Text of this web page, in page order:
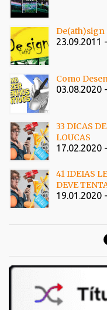
De(ath)sign
23.09.2011
Como
03.08.2020
33 DICAS
LOUCAS
17.02.2020
41 IDEIAS
DEVE
19.01.2020